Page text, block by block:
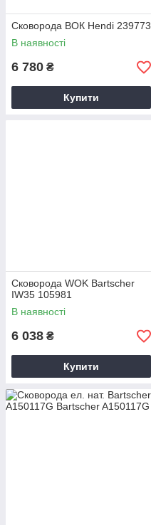
Сковорода ВОК Hendi 239773
В наявності
6 780 ₴
Купити
Сковорода WOK Bartscher
IW35 105981
В наявності
6 038 ₴
Купити